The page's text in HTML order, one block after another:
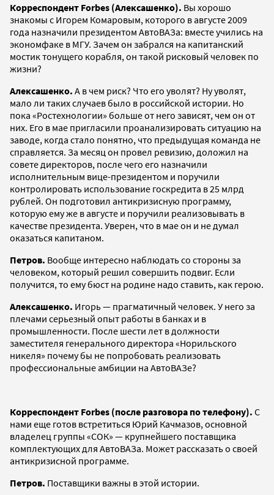
Корреспондент Forbes (Алексашенко). Вы хорошо
знакомы с Игорем Комаровым, которого в августе 2009
года назначили президентом АвтоВАЗа: вместе учились на
экономфаке в МГУ. Зачем он забрался на капитанский
мостик тонущего корабля, он такой рисковый человек по
жизни?
Алексашенко. А в чем риск? Что его уволят? Ну уволят,
мало ли таких случаев было в российской истории. Но
пока «Ростехнологии» больше от него зависят, чем он от
них. Его в мае пригласили проанализировать ситуацию на
заводе, когда стало понятно, что предыдущая команда не
справляется. За месяц он провел ревизию, доложил на
совете директоров, после чего его назначили
исполнительным вице-президентом и поручили
контролировать использование госкредита в 25 млрд
рублей. Он подготовил антикризисную программу,
которую ему же в августе и поручили реализовывать в
качестве президента. Уверен, что в мае он и не думал
оказаться капитаном.
Петров. Вообще интересно наблюдать со стороны за
человеком, который решил совершить подвиг. Если
получится, то ему бюст на родине надо ставить, как герою.
Алексашенко. Игорь — прагматичный человек. У него за
плечами серьезный опыт работы в банках и в
промышленности. После шести лет в должности
заместителя генерального директора «Норильского
никеля» почему бы не попробовать реализовать
профессиональные амбиции на АвтоВАЗе?
Корреспондент Forbes (после разговора по телефону). С
нами еще готов встретиться Юрий Качмазов, основной
владелец группы «СОК» — крупнейшего поставщика
комплектующих для АвтоВАЗа. Может рассказать о своей
антикризисной программе.
Петров. Поставщики важны в этой истории.